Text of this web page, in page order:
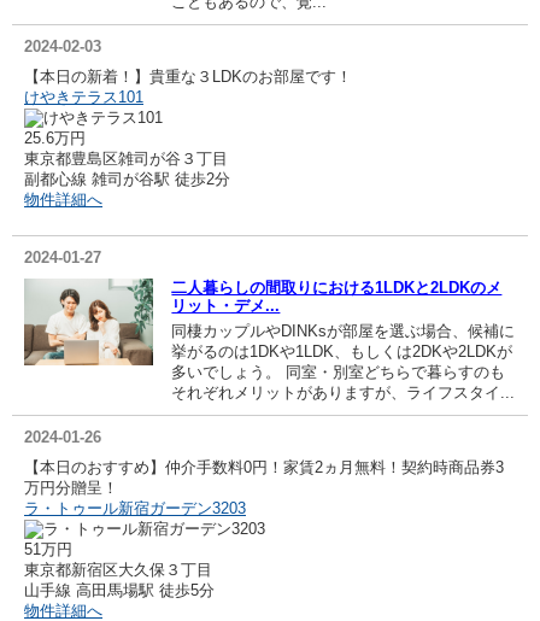
2024-02-03
【本日の新着！】貴重な３LDKのお部屋です！
けやきテラス101
25.6万円
東京都豊島区雑司が谷３丁目
副都心線 雑司が谷駅 徒歩2分
物件詳細へ
2024-01-27
二人暮らしの間取りにおける1LDKと2LDKのメ
リット・デメ...
同棲カップルやDINKsが部屋を選ぶ場合、候補に
挙がるのは1DKや1LDK、もしくは2DKや2LDKが
多いでしょう。 同室・別室どちらで暮らすのも
それぞれメリットがありますが、ライフスタイ...
2024-01-26
【本日のおすすめ】仲介手数料0円！家賃2ヵ月無料！契約時商品券3
万円分贈呈！
ラ・トゥール新宿ガーデン3203
51万円
東京都新宿区大久保３丁目
山手線 高田馬場駅 徒歩5分
物件詳細へ